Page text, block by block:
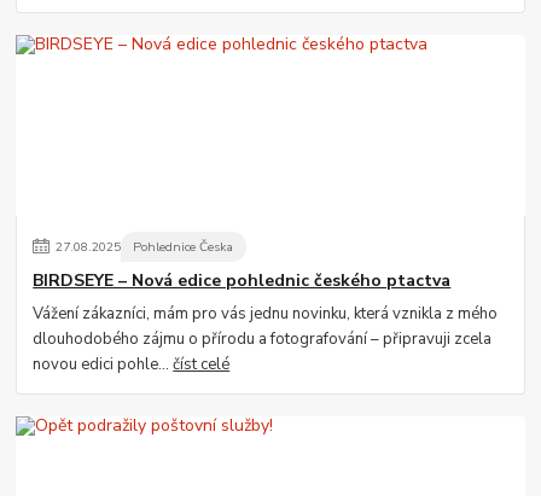
27.08.2025 Pohlednice Česka
BIRDSEYE – Nová edice pohlednic českého ptactva
Vážení zákazníci, mám pro vás jednu novinku, která vznikla z mého
dlouhodobého zájmu o přírodu a fotografování – připravuji zcela
novou edici pohle...číst celé